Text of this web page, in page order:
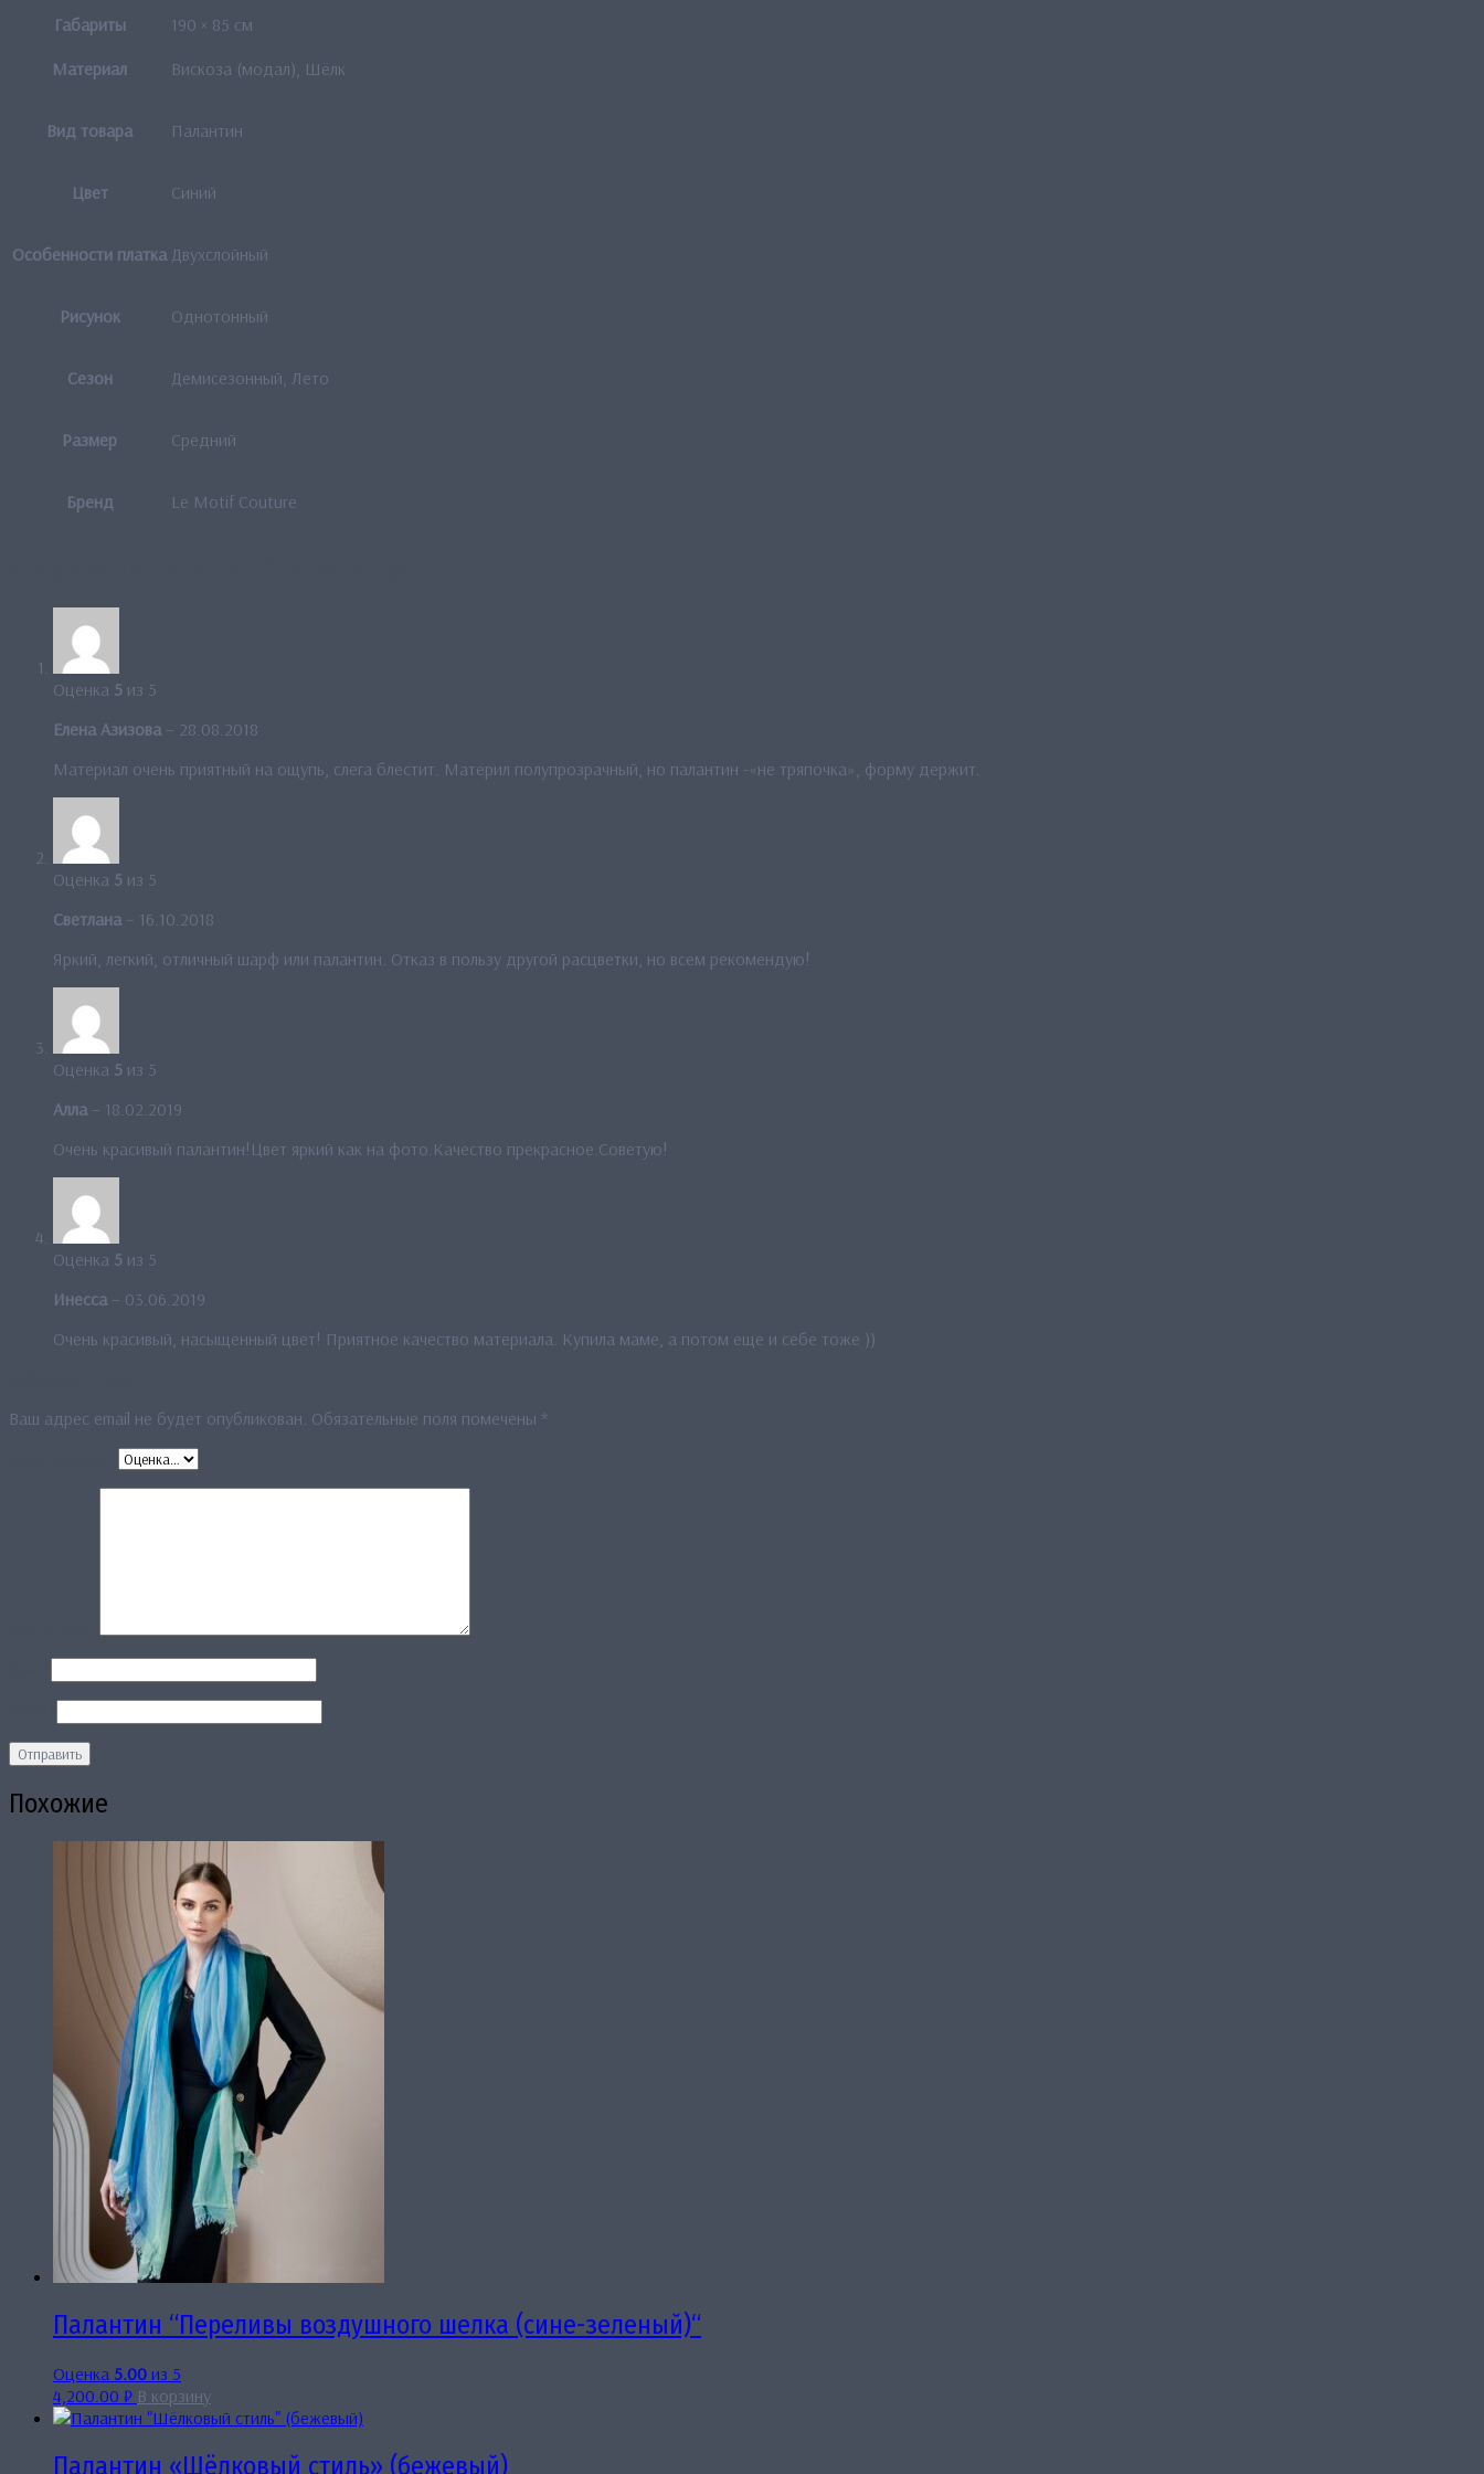
Габариты
190 × 85 см
Материал
Вискоза (модал), Шёлк
Вид товара Палантин
Цвет Синий
Особенности платка Двухслойный
Рисунок Однотонный
Сезон Демисезонный, Лето
Размер Средний
Бренд Le Motif Couture
Оценка 5 из 5
Елена Азизова – 28.08.2018
Материал очень приятный на ощупь, слега блестит. Материл полупрозрачный, но палантин -«не тряпочка», форму держит.
Оценка 5 из 5
Светлана – 16.10.2018
Яркий, легкий, отличный шарф или палантин. Отказ в пользу другой расцветки, но всем рекомендую!
Оценка 5 из 5
Алла – 18.02.2019
Очень красивый палантин!Цвет яркий как на фото.Качество прекрасное.Советую!
Оценка 5 из 5
Инесса – 03.06.2019
Очень красивый, насыщенный цвет! Приятное качество материала. Купила маме, а потом еще и себе тоже ))
Ваш адрес email не будет опубликован. Обязательные поля помечены *
Похожие
Палантин “Переливы воздушного шелка (сине-зеленый)“
Оценка 5.00 из 5
4,200.00 ₽ В корзину
Палантин «Шёлковый стиль» (бежевый)